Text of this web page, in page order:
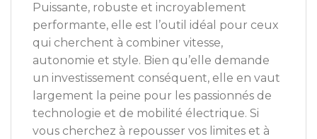
Puissante, robuste et incroyablement
performante, elle est l’outil idéal pour ceux
qui cherchent à combiner vitesse,
autonomie et style. Bien qu’elle demande
un investissement conséquent, elle en vaut
largement la peine pour les passionnés de
technologie et de mobilité électrique. Si
vous cherchez à repousser vos limites et à